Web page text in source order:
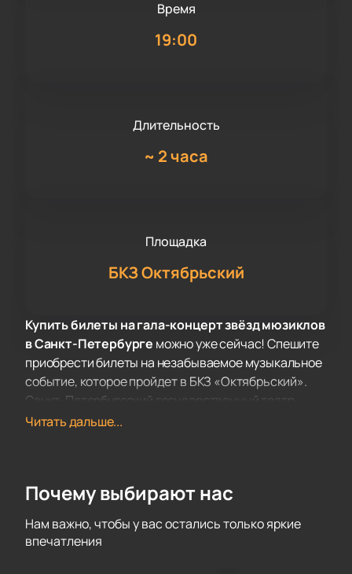
Время
19:00
Длительность
~ 2 часа
Площадка
БКЗ Октябрьский
Купить билеты на гала-концерт звёзд мюзиклов
в Санкт-Петербурге можно уже сейчас! Спешите
приобрести билеты на незабываемое музыкальное
событие, которое пройдет в БКЗ «Октябрьский».
Санкт-Петербургский государственный театр
музыкальной комедии с гордостью представляет
впечатления.
обновленной версии, где новые эпизоды дополнят
уже проверенные временем и покорившие сердца
Читать дальше...
Почему выбирают нас
Нам важно, чтобы у вас остались только яркие
впечатления